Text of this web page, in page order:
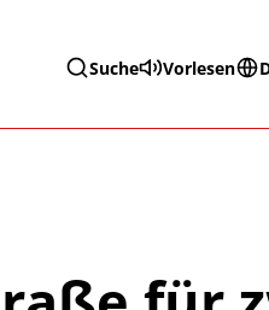
Suche Vorlesen